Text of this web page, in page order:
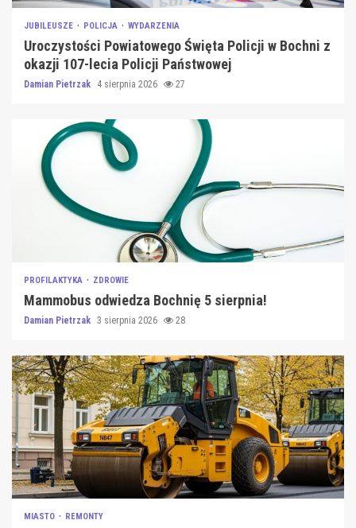
JUBILEUSZE POLICJA WYDARZENIA
Uroczystości Powiatowego Święta Policji w Bochni z
okazji 107-lecia Policji Państwowej
Damian Pietrzak 4 sierpnia 2026 27
PROFILAKTYKA ZDROWIE
Mammobus odwiedza Bochnię 5 sierpnia!
Damian Pietrzak 3 sierpnia 2026 28
MIASTO REMONTY